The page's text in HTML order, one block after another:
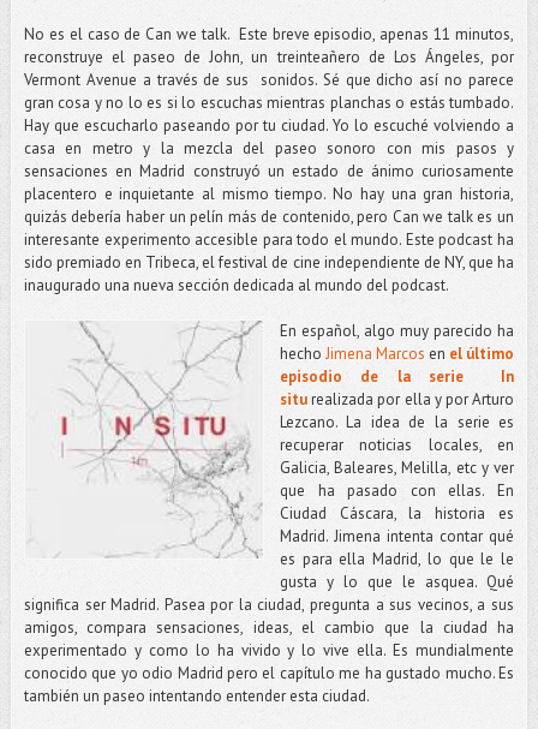
No es el caso de Can we talk. Este breve episodio, apenas 11 minutos,
reconstruye el paseo de John, un treinteañero de Los Ángeles, por
Vermont Avenue a través de sus sonidos. Sé que dicho así no parece
gran cosa y no lo es si lo escuchas mientras planchas o estás tumbado.
Hay que escucharlo paseando por tu ciudad. Yo lo escuché volviendo a
casa en metro y la mezcla del paseo sonoro con mis pasos y
sensaciones en Madrid construyó un estado de ánimo curiosamente
placentero e inquietante al mismo tiempo. No hay una gran historia,
quizás debería haber un pelín más de contenido, pero Can we talk es un
interesante experimento accesible para todo el mundo. Este podcast ha
sido premiado en Tribeca, el festival de cine independiente de NY, que ha
inaugurado una nueva sección dedicada al mundo del podcast.
En español, algo muy parecido ha
hecho Jimena Marcos en el último
episodio de la serie In
siturealizada por ella y por Arturo
Lezcano. La idea de la serie es
recuperar noticias locales, en
Galicia, Baleares, Melilla, etc y ver
que ha pasado con ellas. En
Ciudad Cáscara, la historia es
Madrid. Jimena intenta contar qué
es para ella Madrid, lo que le le
gusta y lo que le asquea. Qué
significa ser Madrid. Pasea por la ciudad, pregunta a sus vecinos, a sus
amigos, compara sensaciones, ideas, el cambio que la ciudad ha
experimentado y como lo ha vivido y lo vive ella. Es mundialmente
conocido que yo odio Madrid pero el capítulo me ha gustado mucho. Es
también un paseo intentando entender esta ciudad.